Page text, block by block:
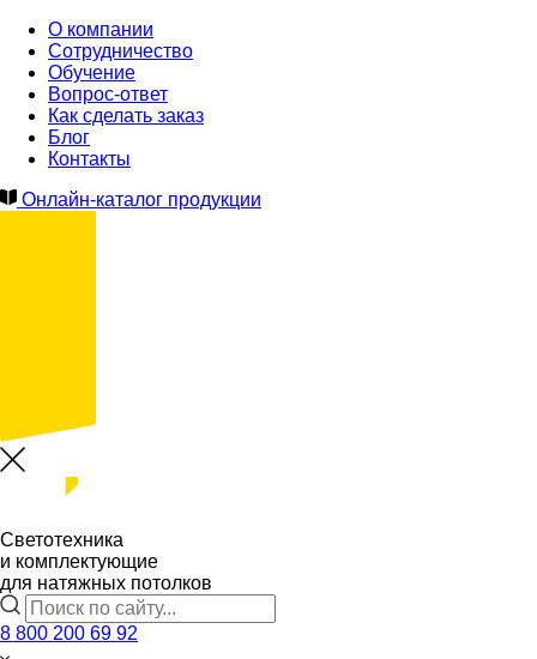
О компании
Сотрудничество
Обучение
Вопрос-ответ
Как сделать заказ
Блог
Контакты
Онлайн-каталог продукции
Светотехника
и комплектующие
для натяжных потолков
8 800 200 69 92